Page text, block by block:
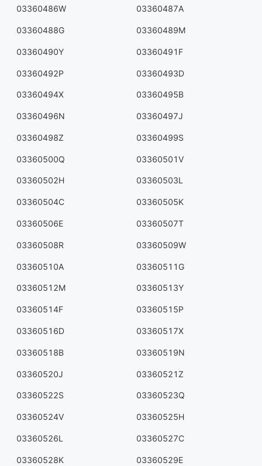
03360486W 03360487A
03360488G 03360489M
03360490Y 03360491F
03360492P 03360493D
03360494X 03360495B
03360496N 03360497J
03360498Z 03360499S
03360500Q 03360501V
03360502H 03360503L
03360504C 03360505K
03360506E 03360507T
03360508R 03360509W
03360510A 03360511G
03360512M 03360513Y
03360514F 03360515P
03360516D 03360517X
03360518B 03360519N
03360520J 03360521Z
03360522S 03360523Q
03360524V 03360525H
03360526L 03360527C
03360528K 03360529E